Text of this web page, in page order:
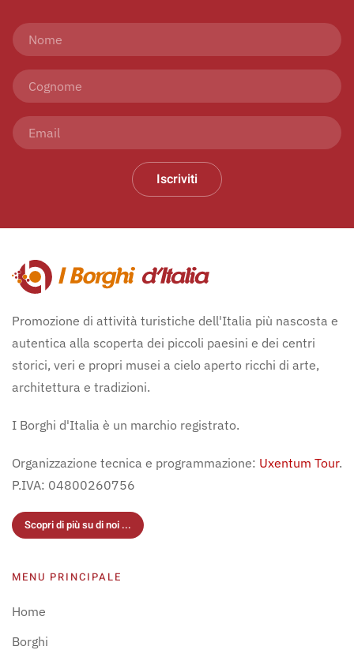
Iscriviti
Promozione di attività turistiche dell'Italia più nascosta e
autentica alla scoperta dei piccoli paesini e dei centri
storici, veri e propri musei a cielo aperto ricchi di arte,
architettura e tradizioni.
I Borghi d'Italia è un marchio registrato.
Organizzazione tecnica e programmazione: Uxentum Tour.
P.IVA: 04800260756
Scopri di più su di noi ...
MENU PRINCIPALE
Home
Borghi